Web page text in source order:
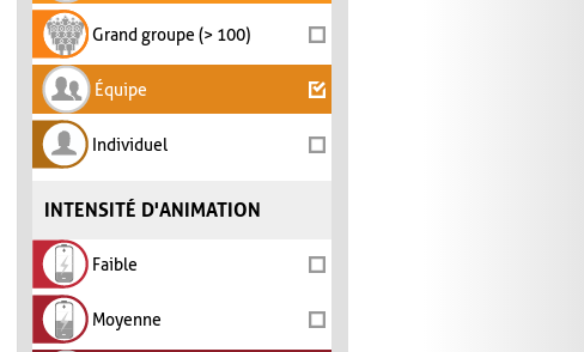
Grand groupe (> 100)
Équipe
Individuel
INTENSITÉ D'ANIMATION
Faible
Moyenne